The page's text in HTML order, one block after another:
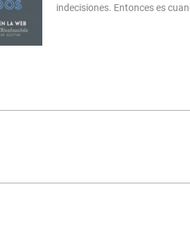
indecisiones. Entonces es